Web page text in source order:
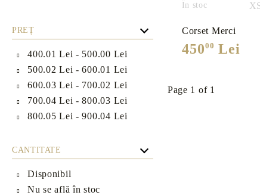
Farduri de pleoape
PREȚ
400.01 Lei - 500.00 Lei
500.02 Lei - 600.01 Lei
600.03 Lei - 700.02 Lei
700.04 Lei - 800.03 Lei
800.05 Lei - 900.04 Lei
CANTITATE
Disponibil
Nu se află în stoc
În stoc
Corset Merci
45000 Lei
Page 1 of 1